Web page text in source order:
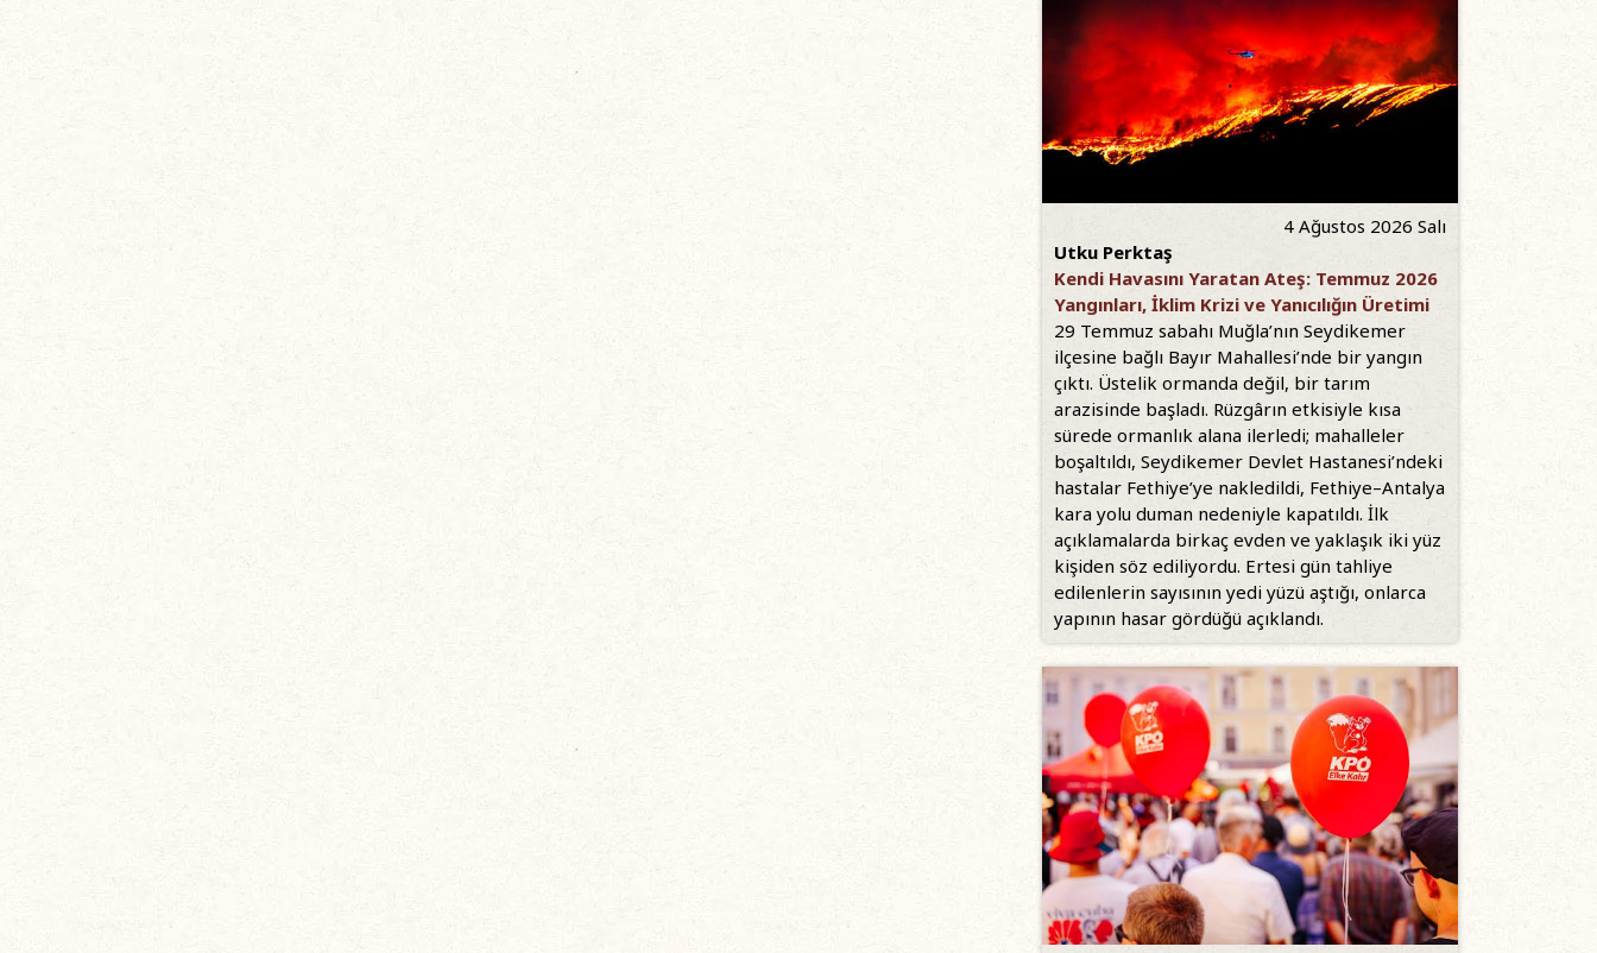
4 Ağustos 2026 Salı
Utku Perktaş
Kendi Havasını Yaratan Ateş: Temmuz 2026
Yangınları, İklim Krizi ve Yanıcılığın Üretimi
29 Temmuz sabahı Muğla’nın Seydikemer
ilçesine bağlı Bayır Mahallesi’nde bir yangın
çıktı. Üstelik ormanda değil, bir tarım
arazisinde başladı. Rüzgârın etkisiyle kısa
sürede ormanlık alana ilerledi; mahalleler
boşaltıldı, Seydikemer Devlet Hastanesi’ndeki
hastalar Fethiye’ye nakledildi, Fethiye–Antalya
kara yolu duman nedeniyle kapatıldı. İlk
açıklamalarda birkaç evden ve yaklaşık iki yüz
kişiden söz ediliyordu. Ertesi gün tahliye
edilenlerin sayısının yedi yüzü aştığı, onlarca
yapının hasar gördüğü açıklandı.